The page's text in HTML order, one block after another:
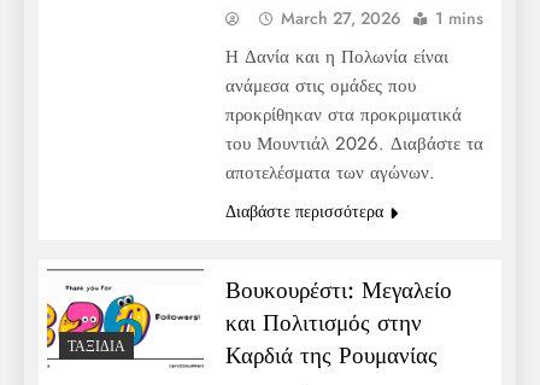
March 27, 2026 1 mins
Η Δανία και η Πολωνία είναι
ανάμεσα στις ομάδες που
προκρίθηκαν στα προκριματικά
του Μουντιάλ 2026. Διαβάστε τα
αποτελέσματα των αγώνων.
Διαβάστε περισσότερα
ΤΑΞΊΔΙΑ
Βουκουρέστι: Μεγαλείο
και Πολιτισμός στην
Καρδιά της Ρουμανίας